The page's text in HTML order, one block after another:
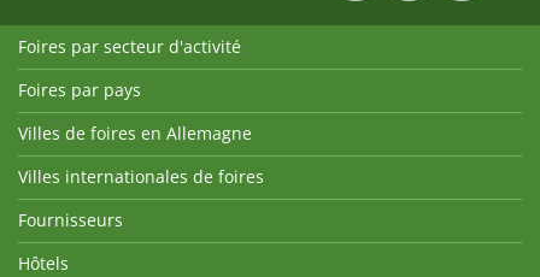
Foires par secteur d'activité
Foires par pays
Villes de foires en Allemagne
Villes internationales de foires
Fournisseurs
Hôtels